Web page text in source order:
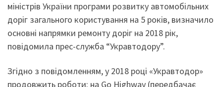
міністрів України програми розвитку автомобільних
доріг загального користування на 5 років, визначило
основні напрямки ремонту доріг на 2018 рік,
повідомила прес-служба “Укравтодору”.
Згідно з повідомленням, у 2018 році «Укравтодор»
продовжить роботи: на Gо Highway (передбачає